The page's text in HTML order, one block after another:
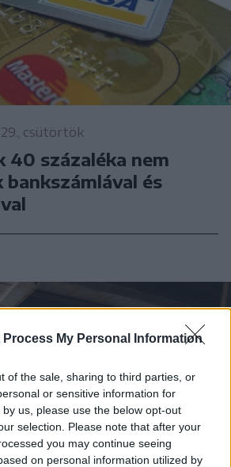
Process My Personal Information
of the sale, sharing to third parties, or
or sensitive information for
us, please use the below opt-out
selection. Please note that after your
you may continue seeing
on personal information utilized by
csütörtök
40 százaléka nem
bankszámlával és